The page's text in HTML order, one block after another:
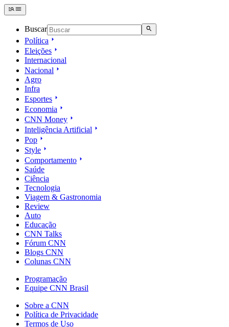
Buscar
Política
Eleições
Internacional
Nacional
Agro
Infra
Esportes
Economia
CNN Money
Inteligência Artificial
Pop
Style
Comportamento
Saúde
Ciência
Tecnologia
Viagem & Gastronomia
Review
Auto
Educação
CNN Talks
Fórum CNN
Blogs CNN
Colunas CNN
Programação
Equipe CNN Brasil
Sobre a CNN
Política de Privacidade
Termos de Uso